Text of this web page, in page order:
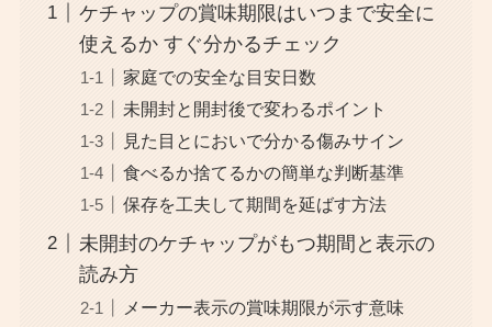
ケチャップの賞味期限はいつまで安全に
使えるか すぐ分かるチェック
家庭での安全な目安日数
未開封と開封後で変わるポイント
見た目とにおいで分かる傷みサイン
食べるか捨てるかの簡単な判断基準
保存を工夫して期間を延ばす方法
未開封のケチャップがもつ期間と表示の
読み方
メーカー表示の賞味期限が示す意味